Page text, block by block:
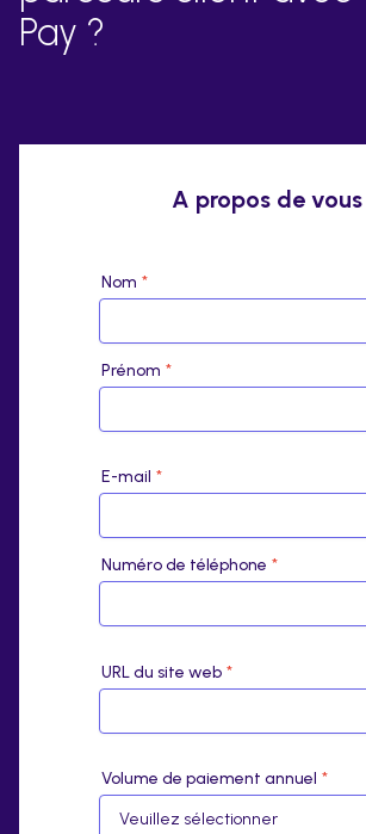
Pay ?
A propos de vous
Nom *
Prénom *
E-mail *
Numéro de téléphone *
URL du site web *
Volume de paiement annuel *